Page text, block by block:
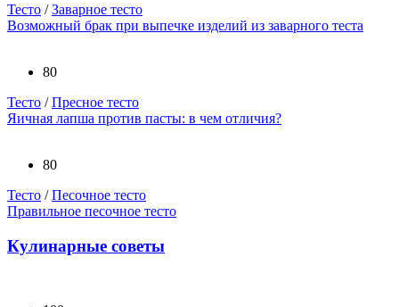
Тесто /Заварное тесто
Возможный брак при выпечке изделий из заварного теста
80
Тесто /Пресное тесто
Яичная лапша против пасты: в чем отличия?
80
Тесто /Песочное тесто
Правильное песочное тесто
Кулинарные советы